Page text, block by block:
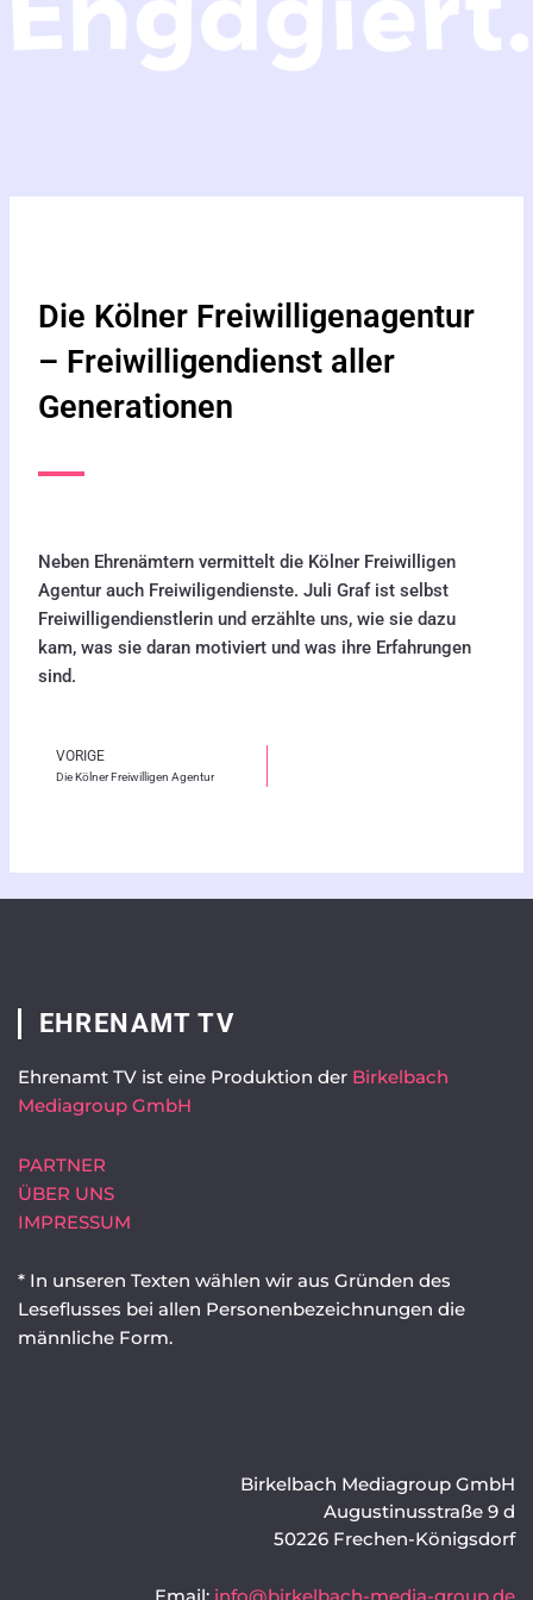
Die Kölner Freiwilligenagentur
– Freiwilligendienst aller
Generationen
Neben Ehrenämtern vermittelt die Kölner Freiwilligen
Agentur auch Freiwiligendienste. Juli Graf ist selbst
Freiwilligendienstlerin und erzählte uns, wie sie dazu
kam, was sie daran motiviert und was ihre Erfahrungen
sind.
Zurück
VORIGE
Die Kölner Freiwilligen Agentur
EHRENAMT TV
Ehrenamt TV ist eine Produktion der Birkelbach
Mediagroup GmbH
PARTNER
ÜBER UNS
IMPRESSUM
* In unseren Texten wählen wir aus Gründen des
Leseflusses bei allen Personenbezeichnungen die
männliche Form.
Birkelbach Mediagroup GmbH
Augustinusstraße 9 d
50226 Frechen-Königsdorf